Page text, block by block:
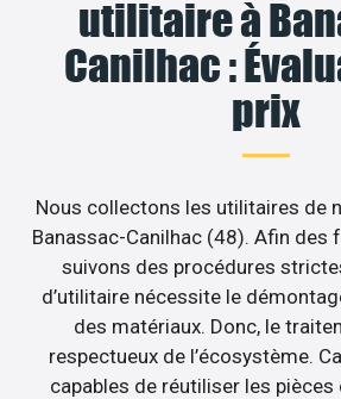
utilitaire à
Canilhac :
prix
Nous collectons les utilitaires de
Banassac-Canilhac (48). Afin des
suivons des procédures
d’utilitaire nécessite le
des matériaux. Donc, le
respectueux de l’écosystème.
capables de réutiliser les pièces